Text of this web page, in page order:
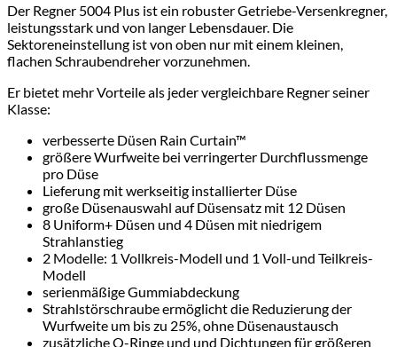
Der Regner 5004 Plus ist ein robuster Getriebe-Versenkregner,
leistungsstark und von langer Lebensdauer. Die
Sektoreneinstellung ist von oben nur mit einem kleinen,
flachen Schraubendreher vorzunehmen.
Er bietet mehr Vorteile als jeder vergleichbare Regner seiner
Klasse:
verbesserte Düsen Rain Curtain™
größere Wurfweite bei verringerter Durchflussmenge
pro Düse
Lieferung mit werkseitig installierter Düse
große Düsenauswahl auf Düsensatz mit 12 Düsen
8 Uniform+ Düsen und 4 Düsen mit niedrigem
Strahlanstieg
2 Modelle: 1 Vollkreis-Modell und 1 Voll-und Teilkreis-
Modell
serienmäßige Gummiabdeckung
Strahlstörschraube ermöglicht die Reduzierung der
Wurfweite um bis zu 25%, ohne Düsenaustausch
zusätzliche O-Ringe und und Dichtungen für größeren